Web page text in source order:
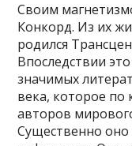
Своим
Конкорд. Из их
родился
Впоследствии
значимых
века, которое по
авторов
Существенно